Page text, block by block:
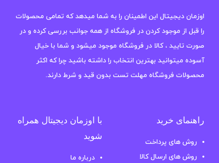
اوزمان دیجیتال این اطمینان را به شما میدهد که تمامی محصولات
را قبل از موجود کردن در فروشگاه از همه جوانب بررسی کرده و در
صورت تایید ، کالا در فروشگاه موجود میشود و شما با خیال
آسوده میتوانید بهترین انتخاب را داشته باشید چرا که اکثر
محصولات فروشگاه مهلت تست بدون قید و شرط دارند.
راهنمای خرید
روش های پرداخت
روش های ارسال کالا
با اوزمان دیجیتال همراه
شوید
درباره ما